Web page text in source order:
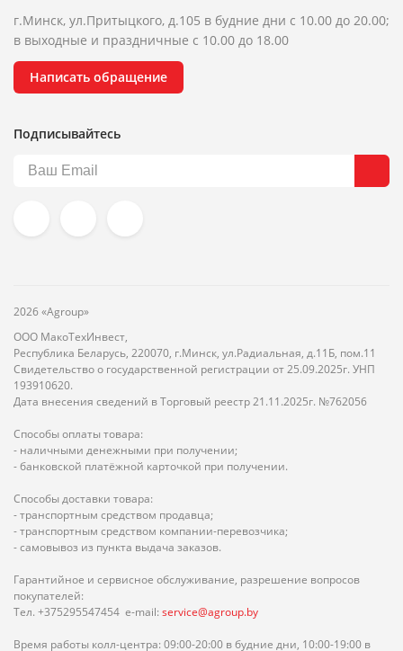
г.Минск, ул.Притыцкого, д.105 в будние дни с 10.00 до 20.00;
в выходные и праздничные с 10.00 до 18.00
Написать обращение
Подписывайтесь
2026 «Agroup»
ООО МакоТехИнвест,
Республика Беларусь, 220070, г.Минск, ул.Радиальная, д.11Б, пом.11
Свидетельство о государственной регистрации от 25.09.2025г. УНП
193910620.
Дата внесения сведений в Торговый реестр 21.11.2025г. №762056
Способы оплаты товара:
- наличными денежными при получении;
- банковской платёжной карточкой при получении.
Способы доставки товара:
- транспортным средством продавца;
- транспортным средством компании-перевозчика;
- самовывоз из пункта выдача заказов.
Гарантийное и сервисное обслуживание, разрешение вопросов
покупателей:
Тел. +375295547454 e-mail: service@agroup.by
Время работы колл-центра: 09:00-20:00 в будние дни, 10:00-19:00 в